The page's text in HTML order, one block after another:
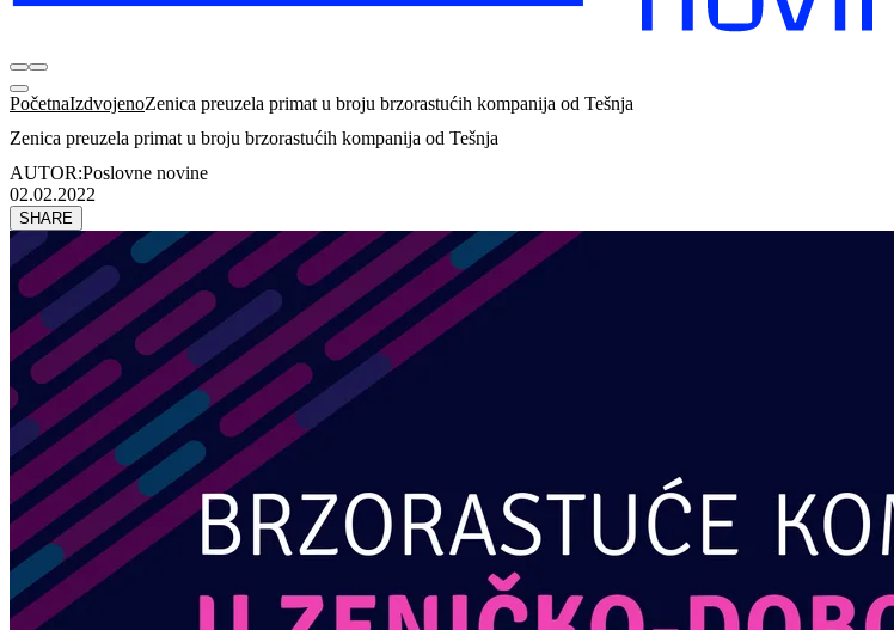
PočetnaIzdvojenoZenica preuzela primat u broju brzorastućih kompanija od Tešnja
Zenica preuzela primat u broju brzorastućih kompanija od Tešnja
AUTOR:Poslovne novine
02.02.2022
SHARE